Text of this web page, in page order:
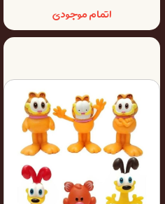
اتمام موجودی